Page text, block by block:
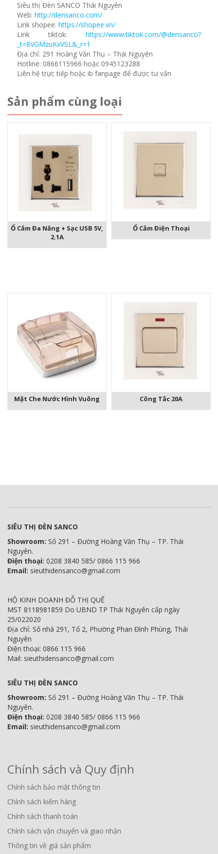
Siêu thị Đèn SANCO Thái Nguyên
Web: http://densanco.com/
Link shopee: https://shopee.vn/
Link tiktok: https://www.tiktok.com/@densanco?
_t=8VGMzuKxVSL&_r=1
Địa chỉ: 291 Hoàng Văn Thụ – Thái Nguyên
Hotline: 0866115966 hoặc 0945123288
Liên hệ trực tiếp hoặc ib fanpage để được tư vấn
Sản phẩm cùng loại
Ổ Cắm Đa Năng + Sạc USB 5V,
2.1A
Ổ Cắm Điện Thoại
Mặt Che Nước Hình Vuông Công Tắc 20A
SIÊU THỊ ĐÈN SANCO
Showroom: Số 291 – Đường Hoàng Văn Thụ – TP. Thái
Nguyên.
Điện thoại: 0208 3840 585/ 0866 115 966
Email: sieuthidensanco@gmail.com
HỘ KINH DOANH ĐỖ THỊ QUẾ
MST 8118981859 Do UBND TP Thái Nguyên cấp ngày
25/022020
Địa chỉ: Số nhà 291, Tổ 2, Phường Phan Đình Phùng, Thái
Nguyên
Điện thoại: 0866 115 966
Mail: sieuthidensanco@gmail.com
SIÊU THỊ ĐÈN SANCO
Showroom: Số 291 – Đường Hoàng Văn Thụ – TP. Thái
Nguyên.
Điện thoại: 0208 3840 585/ 0866 115 966
Email: sieuthidensanco@gmail.com
Chính sách và Quy định
Chính sách bảo mật thông tin
Chính sách kiểm hàng
Chính sách thanh toán
Chính sách vận chuyển và giao nhận
Thông tin về giá sản phẩm